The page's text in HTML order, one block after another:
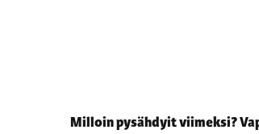
Milloin pysähdyit viimeksi?